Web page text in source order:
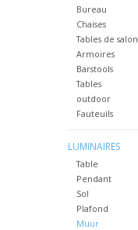
Bureau
Chaises
Tables de salon
Armoires
Barstools
Tables
outdoor
Fauteuils
LUMINAIRES
Table
Pendant
Sol
Plafond
Muur